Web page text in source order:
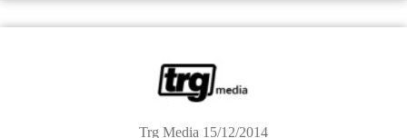
Trg Media 15/12/2014